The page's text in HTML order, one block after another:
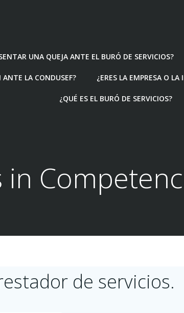
UNA QUEJA ANTE EL BURÓ DE SERVICIOS?
LA CONDUSEF? ¿ERES LA EMPRESA O
¿QUÉ ES EL BURÓ DE SERVICIOS?
in
de servicios.